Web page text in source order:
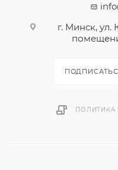
г. Минск, ул.
ПОЛИТИКА